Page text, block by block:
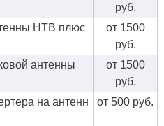
руб.
НТВ плюс
от 1500
руб.
антенны
от 1500
руб.
на антенн
от 500 руб.